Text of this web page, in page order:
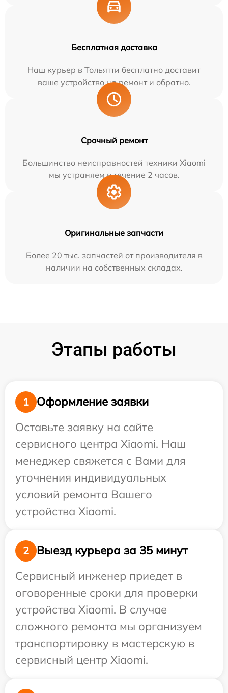
Бесплатная доставка
Наш курьер в Тольятти бесплатно доставит
ваше устройство на ремонт и обратно.
Срочный ремонт
Большинство неисправностей техники Xiaomi
мы устраняем в течение 2 часов.
Оригинальные запчасти
Более 20 тыс. запчастей от производителя в
наличии на собственных складах.
Этапы работы
1
Оформление заявки
Оставьте заявку на сайте
сервисного центра Xiaomi. Наш
менеджер свяжется с Вами для
уточнения индивидуальных
условий ремонта Вашего
устройства Xiaomi.
2
Выезд курьера за 35 минут
Сервисный инженер приедет в
оговоренные сроки для проверки
устройства Xiaomi. В случае
сложного ремонта мы организуем
транспортировку в мастерскую в
сервисный центр Xiaomi.